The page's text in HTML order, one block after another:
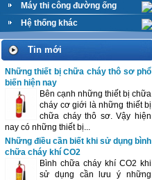
Máy thi công đường ống
Hệ thống khác
Tin mới
Những thiết bị chữa cháy thô sơ phổ
biến hiện nay
Bên cạnh những thiết bị chữa
cháy cơ giới là những thiết bị
chữa cháy thô sơ. Vậy hiện
nay có những thiết bị...
Những điều cần biết khi sử dụng bình
chữa cháy khí CO2
Bình chữa cháy khí CO2 khi
sử dụng cần lưu ý những